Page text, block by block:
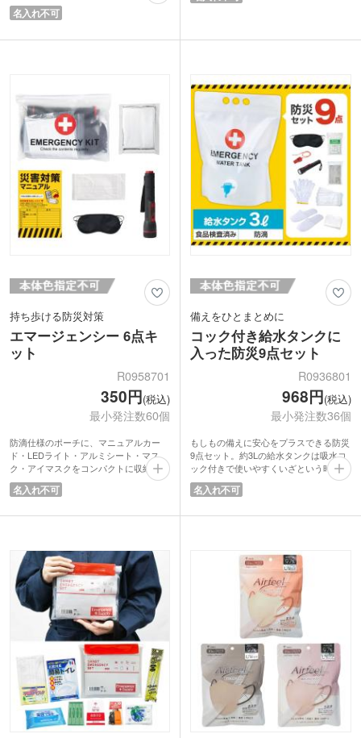
絡先や応急処置方法を記載したカードを
防滴仕様のポーチにすっきり収納しまし
ポーチにはお医者さんになった柴犬のイ
ントの配布品など幅広いシーンにぴった
り。実用性と親しみやすさを兼ね備えた
販促アイテムです。
名入れ不可
実用的なアイテムでバッグやデスクに常
で活躍し、企業や自治体のノベルティ、
防災啓発グッズとしてもおすすめです。
持ち歩ける防災対策
エマージェンシー 6点キ
ット
R0958701
350円(税込)
最小発注数60個
防滴仕様のポーチに、マニュアルカー
ド・LEDライト・アルミシート・マス
ク・アイマスクをコンパクトに収納した
実用的な防災セットです。ポーチ裏面に
は災害用伝言ダイヤルの使い方がプリン
動できるようサポートします。
のアイテムです。
名入れ不可
備えをひとまとめに
コック付き給水タンクに
入った防災9点セット
R0936801
968円(税込)
最小発注数36個
もしもの備えに安心をプラスできる防災
9点セット。約3Lの給水タンクは吸水コ
ック付きで使いやすくいざという時の水
の確保もスムーズです。タンク裏面には
災害用伝言ダイヤルの情報が記載されて
さらにLEDライトやアルミシート、不織
ムをひとまとめに。すべてタンク内に収
納でき、省スペースで保管できるのも魅
力です。日常に寄り添う防災セットとし
ておすすめです。
名入れ不可